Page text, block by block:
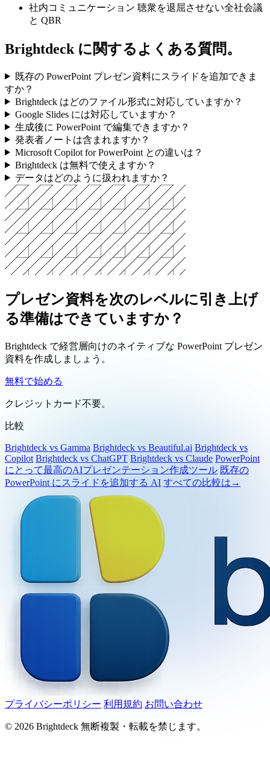
資料
創業者
と QBR
Brightdeck に関するよくある質問。
既存の PowerPoint プレゼン資料にスライドを追加できま
すか？
Brightdeck はどのファイル形式に対応していますか？
Google Slides には対応していますか？
生成後に PowerPoint で編集できますか？
発表者ノートは含まれますか？
Microsoft Copilot for PowerPoint との違いは？
Brightdeck は無料で使えますか？
データはどのように扱われますか？
プレゼン資料を次のレベルに引き上げ
る準備はできていますか？
資料を作成しましょう。
無料で始める
クレジットカード不要。
比較
Brightdeck vs Gamma Brightdeck vs Beautiful.ai Brightdeck vs
Copilot Brightdeck vs ChatGPT Brightdeck vs Claude PowerPoint
にとって最高のAIプレゼンテーション作成ツール
PowerPoint にスライドを追加する AI
プライバシーポリシー 利用規約 お問い合わせ